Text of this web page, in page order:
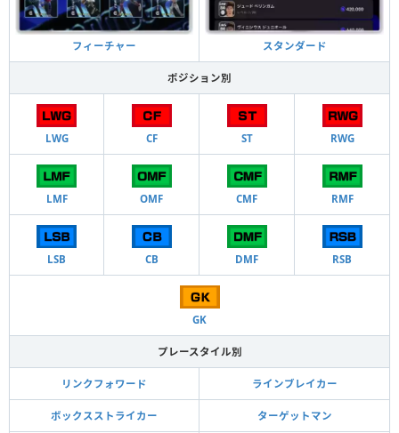
フィーチャー スタンダード
ポジション別
LWG CF ST RWG
LMF OMF CMF RMF
LSB CB DMF RSB
GK
プレースタイル別
リンクフォワード ラインブレイカー
ボックスストライカー ターゲットマン